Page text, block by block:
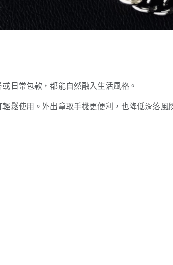
日常包款，都能自然融入生活風格。
鬆使用。外出拿取手機更便利，也降低滑落風